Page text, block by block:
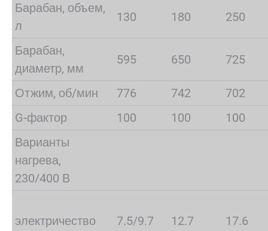
Барабан, объем,
л
130 180 250
Барабан,
диаметр, мм
595 650 725
Отжим, об/мин 776 742
702
G-фактор
100 100
100
Варианты
нагрева,
230/400 В
электричество
7.5/9.7 12.7 17.6